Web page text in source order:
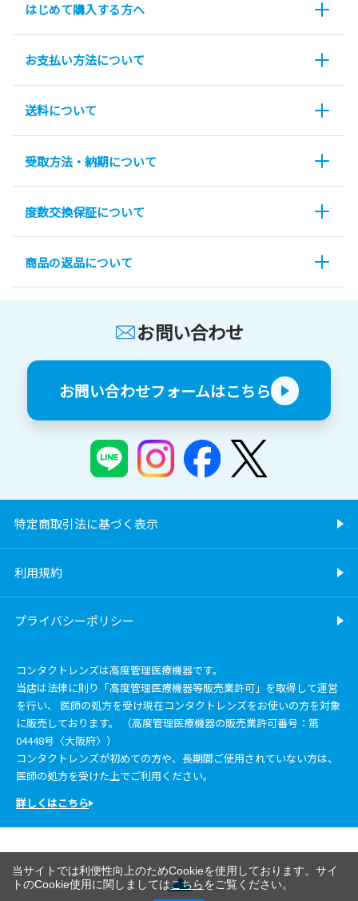
はじめて購入する方へ
お支払い方法について
送料について
受取方法・納期について
度数交換保証について
商品の返品について
お問い合わせ
お問い合わせフォームはこちら
特定商取引法に基づく表示
利用規約
プライバシーポリシー
コンタクトレンズは高度管理医療機器です。
当店は法律に則り「高度管理医療機器等販売業許可」を取得して運営
を行い、 医師の処方を受け現在コンタクトレンズをお使いの方を対象
に販売しております。 （高度管理医療機器の販売業許可番号：第
04448号〈大阪府〉）
コンタクトレンズが初めての方や、長期間ご使用されていない方は、
医師の処方を受けた上でご利用ください。
詳しくはこちら
当サイトでは利便性向上のためCookieを使用しております。サイ
トのCookie使用に関しましてはこちらをご覧ください。